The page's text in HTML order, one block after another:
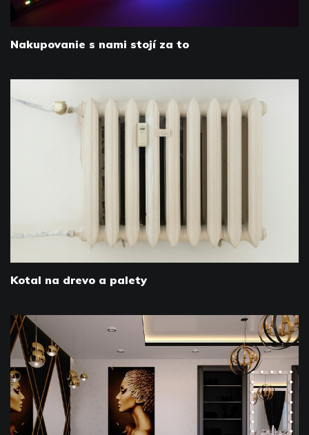
Nakupovanie s nami stojí za to
Kotal na drevo a palety